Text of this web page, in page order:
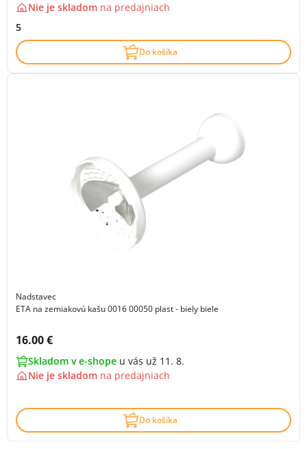
Nie je skladom na predajniach
5
Do košíka
Nadstavec
ETA na zemiakovú kašu 0016 00050 plast - biely biele
Cena s DPH:
16.00 €
Skladom v e-shope u vás už 11. 8.
Nie je skladom na predajniach
Do košíka